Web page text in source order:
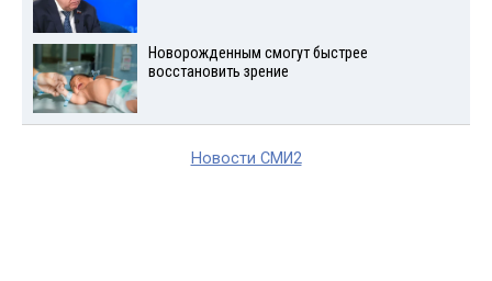
Новорожденным смогут быстрее
восстановить зрение
Новости СМИ2